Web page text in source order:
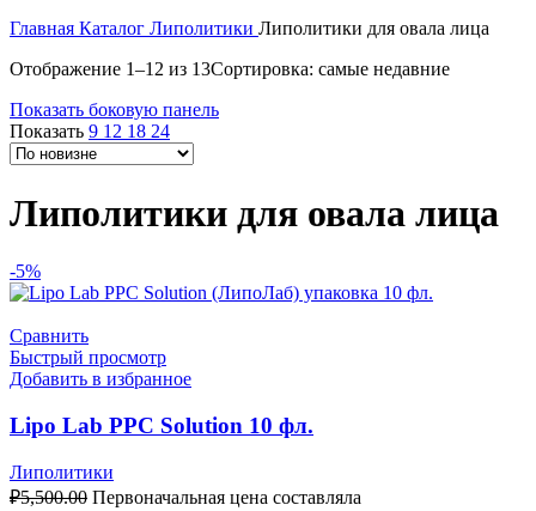
Главная Каталог Липолитики Липолитики для овала лица
Отображение 1–12 из 13Сортировка: самые недавние
Показать боковую панель
Показать 9 12 18 24
Липолитики для овала лица
-5%
Сравнить
Быстрый просмотр
Добавить в избранное
Lipo Lab PPC Solution 10 фл.
Липолитики
₽5,500.00 Первоначальная цена составляла